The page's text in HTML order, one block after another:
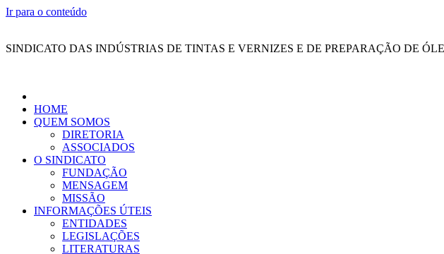
Ir para o conteúdo
SINDICATO DAS INDÚSTRIAS DE TINTAS E VERNIZES E DE PREPARAÇÃO DE
HOME
QUEM SOMOS
DIRETORIA
ASSOCIADOS
O SINDICATO
FUNDAÇÃO
MENSAGEM
MISSÃO
INFORMAÇÕES ÚTEIS
ENTIDADES
LEGISLAÇÕES
LITERATURAS